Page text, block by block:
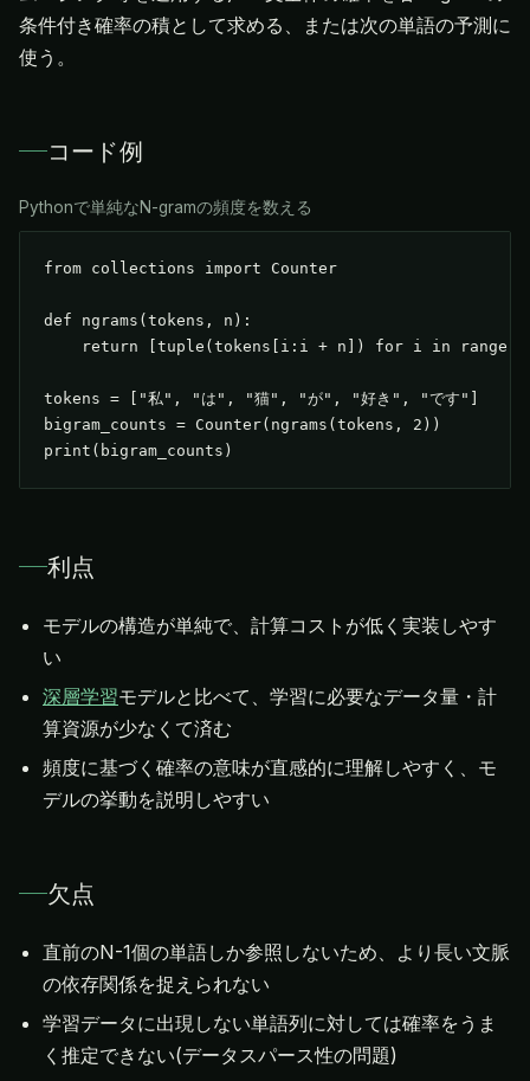
条件付き確率の積として求める、または次の単語の予測に
使う。
コード例
Pythonで単純なN-gramの頻度を数える
from collections import Counter
def ngrams(tokens, n):
return [tuple(tokens[i:i + n]) for i in
tokens = ["私", "は", "猫", "が", "好き", "です"]
bigram_counts = Counter(ngrams(tokens, 2))
print(bigram_counts)
利点
モデルの構造が単純で、計算コストが低く実装しやす
い
深層学習モデルと比べて、学習に必要なデータ量・計
算資源が少なくて済む
頻度に基づく確率の意味が直感的に理解しやすく、モ
デルの挙動を説明しやすい
欠点
直前のN-1個の単語しか参照しないため、より長い文脈
の依存関係を捉えられない
学習データに出現しない単語列に対しては確率をうま
く推定できない(データスパース性の問題)